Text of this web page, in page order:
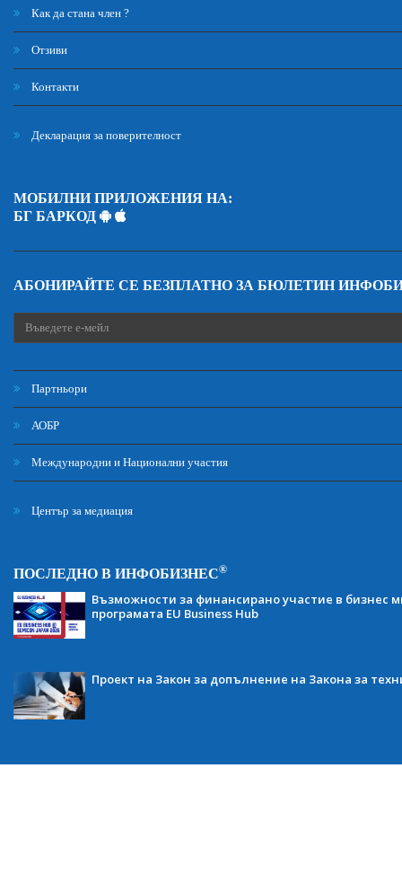
Как да стана член ?
Отзиви
Контакти
Декларация за поверителност
МОБИЛНИ ПРИЛОЖЕНИЯ НА:
БГ БАРКОД
АБОНИРАЙТЕ СЕ БЕЗПЛАТНО ЗА БЮЛЕТИН
Партньори
АОБР
Международни и Национални участия
Център за медиация
ПОСЛЕДНО В ИНФОБИЗНЕС®
Възможности за финансирано участие в бизнес
програмата EU Business Hub
Проект на Закон за допълнение на Закона за